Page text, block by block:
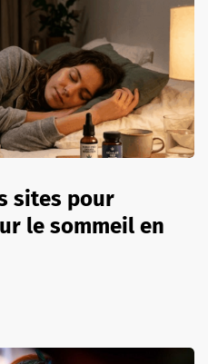
sites pour
le sommeil en